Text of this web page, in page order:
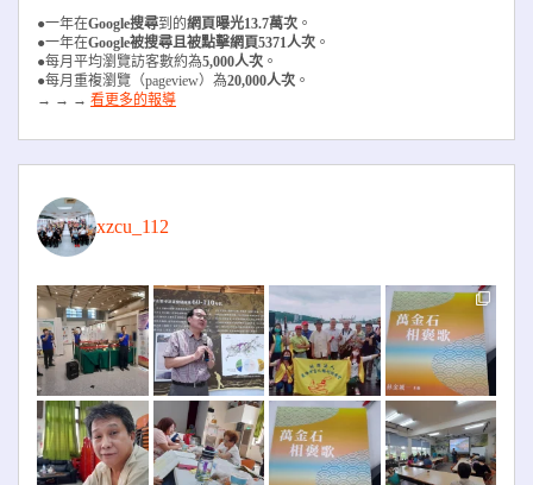
●一年在Google搜尋到的網頁曝光13.7萬次 。
●一年在Google被搜尋且被點擊網頁5371人次 。
●每月平均瀏覽訪客數約為5,000人次 。
●每月重複瀏覽（pageview）為20,000人次 。
→ → → 看更多的報導
xzcu_112